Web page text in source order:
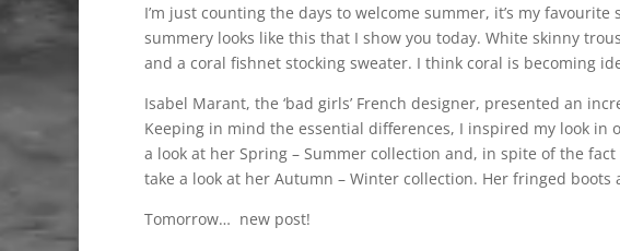
I’m just counting the days to welcome summer, it’s my
summery looks like this that I show you today. White skinny
and a coral fishnet stocking sweater. I think coral is becoming
Isabel Marant, the ‘bad girls’ French designer, presented an
Keeping in mind the essential differences, I inspired my look in
a look at her Spring – Summer collection and, in spite of the
take a look at her Autumn – Winter collection. Her fringed boots
Tomorrow… new post!